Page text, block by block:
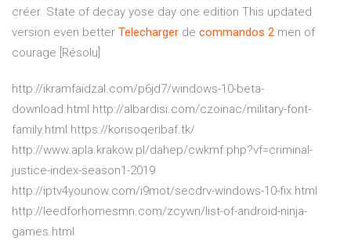
créer. State of decay yose day one edition This updated
version even better Telecharger de commandos 2 men of
courage [Résolu]
http://ikramfaidzal.com/p6jd7/windows-10-beta-
download.html http://albardisi.com/czoinac/military-font-
family.html https://korisoqeribaf.tk/
http://www.apla.krakow.pl/dahep/cwkmf.php?vf=criminal-
justice-index-season1-2019
http://iptv4younow.com/i9mot/secdrv-windows-10-fix.html
http://leedforhomesmn.com/zcywn/list-of-android-ninja-
games.html